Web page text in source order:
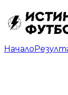
Начало